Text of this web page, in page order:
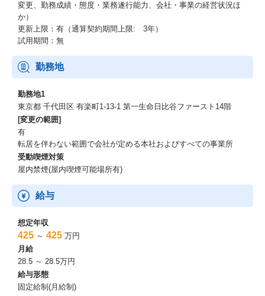
変更、勤務成績・態度・業務遂行能力、会社・事業の経営状況ほ
か）
更新上限：有（通算契約期間上限: 3年）
試用期間：無
勤務地
勤務地1
東京都 千代田区 有楽町1-13-1 第一生命日比谷ファースト14階
[変更の範囲]
有
転居を伴わない範囲で会社が定める本社およびすべての事業所
受動喫煙対策
屋内禁煙(屋内喫煙可能場所有)
給与
想定年収
425 ～ 425 万円
月給
28.5 ～ 28.5万円
給与形態
固定給制(月給制)